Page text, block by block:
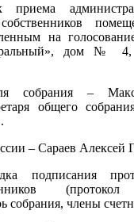
приема
на
дом №
собрания –
общего
– Сараев Алексей
подписания
(протокол
собрания, члены